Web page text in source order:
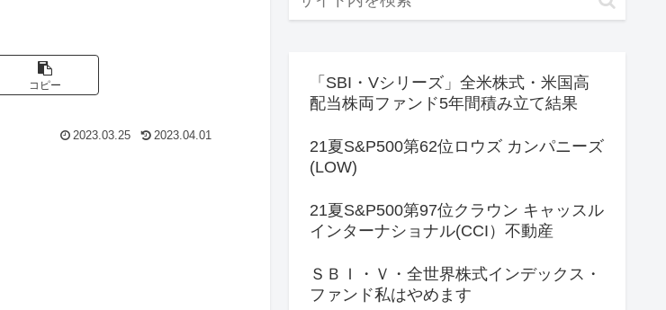
コピー
2023.03.25 2023.04.01
「SBI・Vシリーズ」全米株式・米国高
配当株両ファンド5年間積み立て結果
21夏S&P500第62位ロウズ カンパニーズ
(LOW)
21夏S&P500第97位クラウン キャッスル
インターナショナル(CCI）不動産
ＳＢＩ・Ｖ・全世界株式インデックス・
ファンド私はやめます